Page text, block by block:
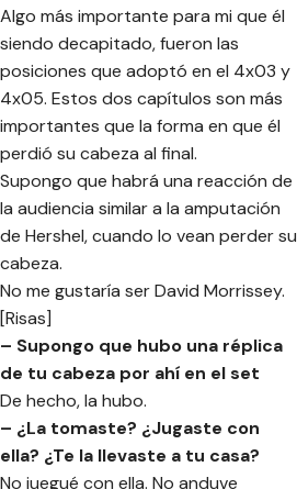
Algo más importante para mi que él
siendo decapitado, fueron las
posiciones que adoptó en el 4x03 y
4x05. Estos dos capítulos son más
importantes que la forma en que él
perdió su cabeza al final.
Supongo que habrá una reacción de
la audiencia similar a la amputación
de Hershel, cuando lo vean perder su
cabeza.
No me gustaría ser David Morrissey.
[Risas]
– Supongo que hubo una réplica
de tu cabeza por ahí en el set
De hecho, la hubo.
– ¿La tomaste? ¿Jugaste con
ella? ¿Te la llevaste a tu casa?
No juegué con ella. No anduve